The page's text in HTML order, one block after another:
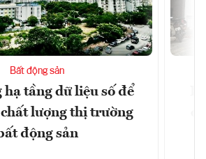
Bất động sản
tầng dữ liệu số để
chất lượng thị trường
động sản